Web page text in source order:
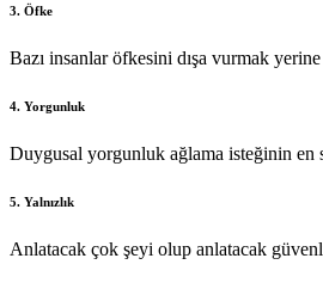
3. Öfke
Bazı insanlar öfkesini dışa vurmak
4. Yorgunluk
Duygusal yorgunluk ağlama isteğinin en
5. Yalnızlık
Anlatacak çok şeyi olup anlatacak